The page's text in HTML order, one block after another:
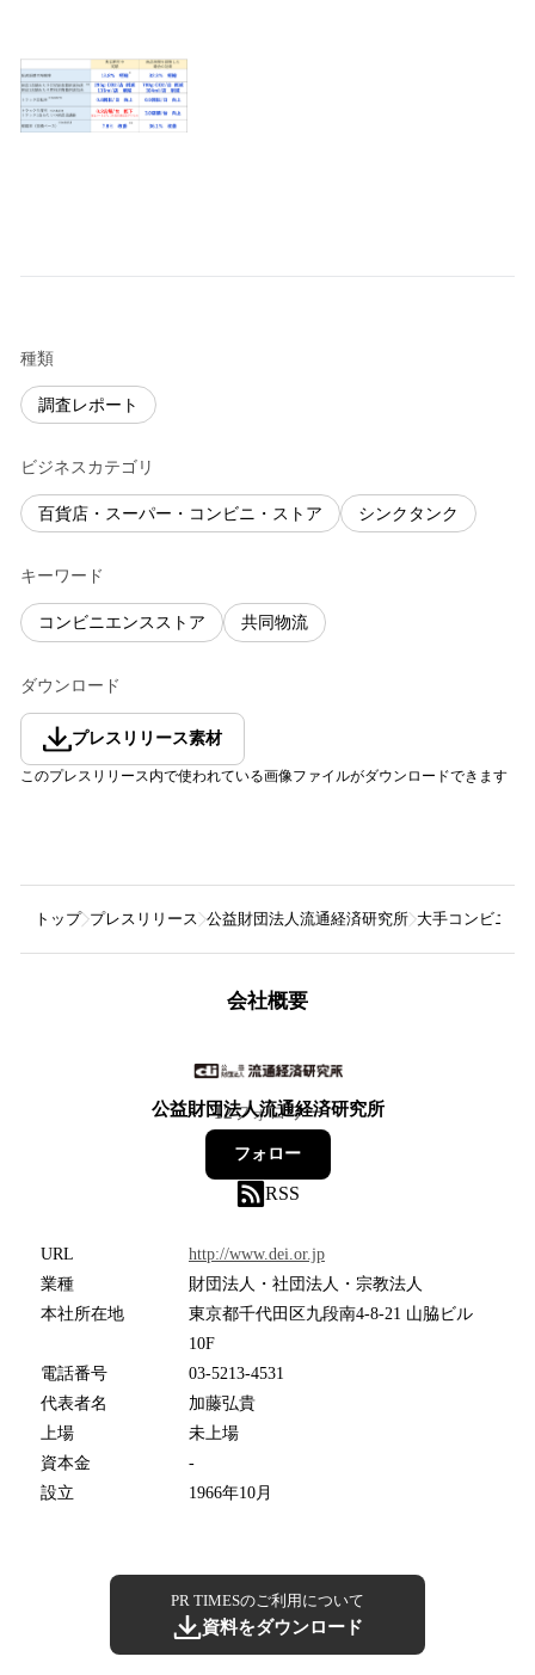
種類
調査レポート
ビジネスカテゴリ
百貨店・スーパー・コンビニ・ストア シンクタンク
キーワード
コンビニエンスストア 共同物流
ダウンロード
プレスリリース素材
このプレスリリース内で使われている画像ファイルがダウンロードできます
トップ プレスリリース 公益財団法人流通経済研究所 大手コンビニ3
会社概要
公益財団法人流通経済研究所
12フォロワー
フォロー
RSS
URL
http://www.dei.or.jp
業種
財団法人・社団法人・宗教法人
本社所在地
東京都千代田区九段南4-8-21 山脇ビル
10F
電話番号
03-5213-4531
代表者名
加藤弘貴
上場
未上場
資本金
-
設立
1966年10月
PR TIMESのご利用について
資料をダウンロード